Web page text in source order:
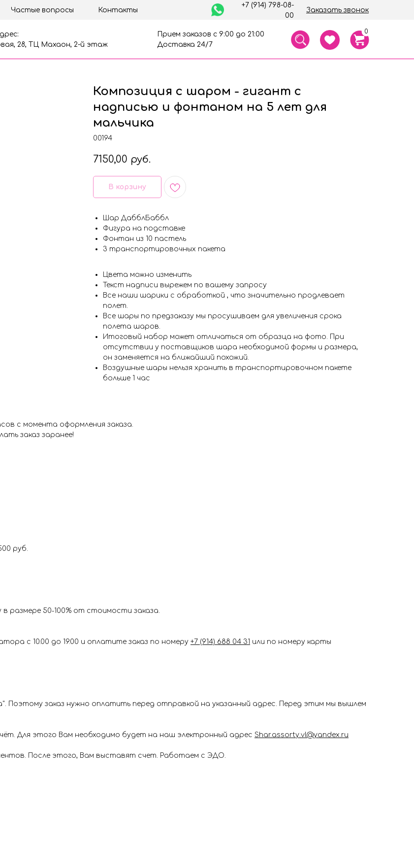
Заказать звонок
+7 (914) 798-08-
00
Частые вопросы Контакты
Прием заказов с 9:00 до 21:00
Доставка 24/7
28, ТЦ Махаон, 2-й этаж
0
Композиция с шаром - гигант с
надписью и фонтаном на 5 лет для
мальчика
00194
7150,00 руб.
В корзину
Шар ДабблБаббл
Фигура на подставке
Фонтан из 10 пастель
3 транспортировочных пакета
Цвета можно изменить
Текст надписи вырежем по вашему запросу
Все наши шарики с обработкой , что значительно продлевает
полет.
Все шары по предзаказу мы просушиваем для увеличения срока
полета шаров.
Итоговый набор может отличаться от образца на фото. При
отсутствии у поставщиков шара необходимой формы и размера,
он заменяется на ближайший похожий.
Воздушные шары нельзя хранить в транспортировочном пакете
больше 1 час
с момента оформления заказа.
заказ заранее!
руб.
размере 50-100% от стоимости заказа.
с 10.00 до 19.00 и оплатите заказ по номеру +7 (914) 688 04 31 или по номеру карты
Поэтому заказ нужно оплатить перед отправкой на указанный адрес. Перед этим мы вышлем
Для этого Вам необходимо будет на наш электронный адрес Shar.assorty.vl@yandex.ru
После этого, Вам выставят счет. Работаем с ЭДО.